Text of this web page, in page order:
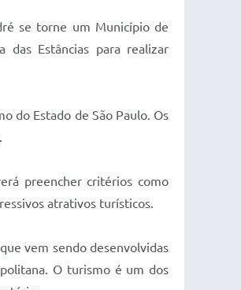
se torne um Município de
Estâncias para realizar
do Estado de São Paulo. Os
preencher critérios como
atrativos turísticos.
vem sendo desenvolvidas
O turismo é um dos